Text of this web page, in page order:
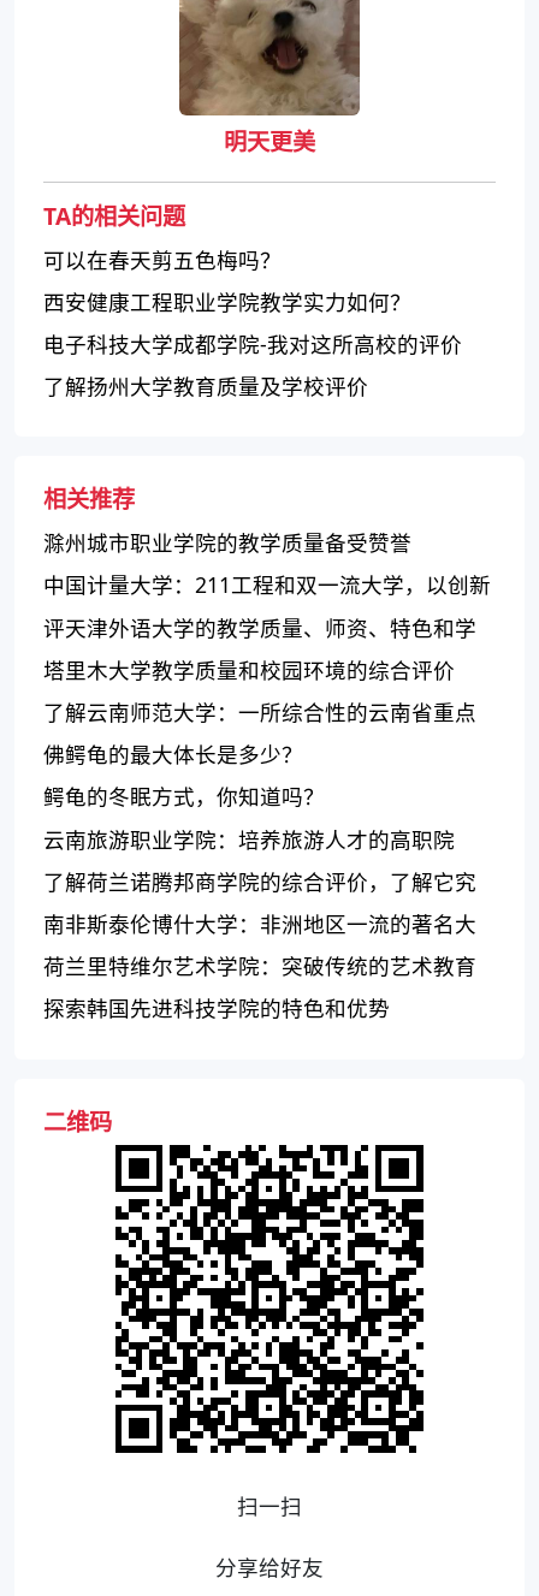
明天更美
TA的相关问题
可以在春天剪五色梅吗？
西安健康工程职业学院教学实力如何？
电子科技大学成都学院-我对这所高校的评价
了解扬州大学教育质量及学校评价
相关推荐
滁州城市职业学院的教学质量备受赞誉
中国计量大学：211工程和双一流大学，以创新
培养人才，服务社会
评天津外语大学的教学质量、师资、特色和学
生评价
塔里木大学教学质量和校园环境的综合评价
了解云南师范大学：一所综合性的云南省重点
大学
佛鳄龟的最大体长是多少？
鳄龟的冬眠方式，你知道吗？
云南旅游职业学院：培养旅游人才的高职院
校，有哪些特色专业？
了解荷兰诺腾邦商学院的综合评价，了解它究
竟如何
南非斯泰伦博什大学：非洲地区一流的著名大
学
荷兰里特维尔艺术学院：突破传统的艺术教育
探索韩国先进科技学院的特色和优势
二维码
扫一扫
分享给好友